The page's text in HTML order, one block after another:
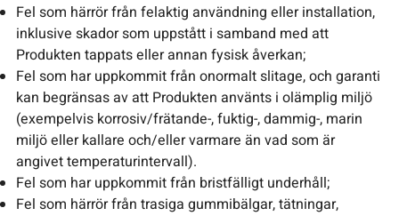
Fel som härrör från felaktig användning eller installation,
inklusive skador som uppstått i samband med att
Produkten tappats eller annan fysisk åverkan;
Fel som har uppkommit från onormalt slitage, och garanti
kan begränsas av att Produkten använts i olämplig miljö
(exempelvis korrosiv/frätande-, fuktig-, dammig-, marin
miljö eller kallare och/eller varmare än vad som är
angivet temperaturintervall).
Fel som har uppkommit från bristfälligt underhåll;
Fel som härrör från trasiga gummibälgar, tätningar,